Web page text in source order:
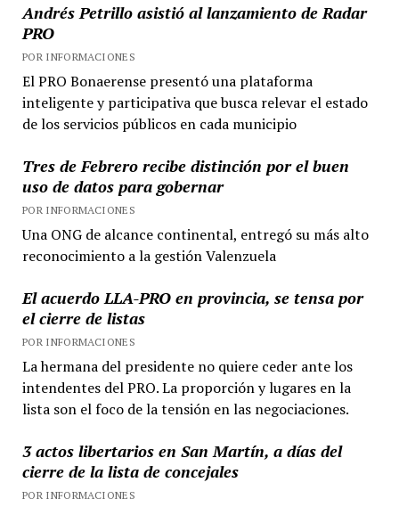
Andrés Petrillo asistió al lanzamiento de Radar
PRO
POR INFORMACIONES
El PRO Bonaerense presentó una plataforma
inteligente y participativa que busca relevar el estado
de los servicios públicos en cada municipio
Tres de Febrero recibe distinción por el buen
uso de datos para gobernar
POR INFORMACIONES
Una ONG de alcance continental, entregó su más alto
reconocimiento a la gestión Valenzuela
El acuerdo LLA-PRO en provincia, se tensa por
el cierre de listas
POR INFORMACIONES
La hermana del presidente no quiere ceder ante los
intendentes del PRO. La proporción y lugares en la
lista son el foco de la tensión en las negociaciones.
3 actos libertarios en San Martín, a días del
cierre de la lista de concejales
POR INFORMACIONES